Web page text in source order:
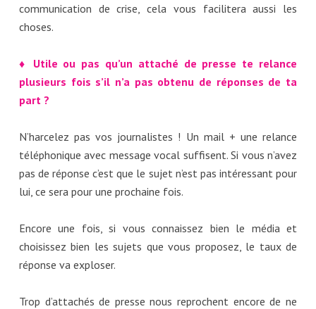
communication de crise, cela vous facilitera aussi les
choses.
♦ Utile ou pas qu’un attaché de presse te relance
plusieurs fois s’il n’a pas obtenu de réponses de ta
part ?
N’harcelez pas vos journalistes ! Un mail + une relance
téléphonique avec message vocal suffisent. Si vous n’avez
pas de réponse c’est que le sujet n’est pas intéressant pour
lui, ce sera pour une prochaine fois.
Encore une fois, si vous connaissez bien le média et
choisissez bien les sujets que vous proposez, le taux de
réponse va exploser.
Trop d’attachés de presse nous reprochent encore de ne